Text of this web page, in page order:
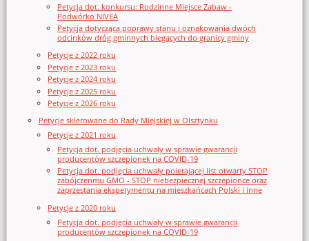
Petycja dot. konkursu: Rodzinne Miejsce Zabaw -
Podwórko NIVEA
Petycja dotycząca poprawy stanu i oznakowania dwóch
odcinków dróg gminnych biegących do granicy gminy
Petycje z 2022 roku
Petycje z 2023 roku
Petycje z 2024 roku
Petycje z 2025 roku
Petycje z 2026 roku
Petycje skierowane do Rady Miejskiej w Olsztynku
Petycje z 2021 roku
Petycja dot. podjęcia uchwały w sprawie gwarancji
producentów szczepionek na COVID-19
Petycja dot. podjęcia uchwały poierającej list otwarty STOP
zabójczenmu GMO - STOP niebezpiecznej szczepionce oraz
zaprzestania eksperymentu na mieszkańcach Polski i inne
Petycje z 2020 roku
Petycja dot. podjęcia uchwały w sprawie gwarancji
producentów szczepionek na COVID-19